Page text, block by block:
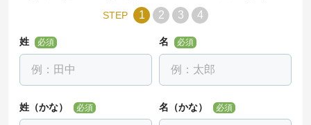
STEP 1 2 3 4
姓 必須 名 必須
姓（かな） 必須 名（かな） 必須